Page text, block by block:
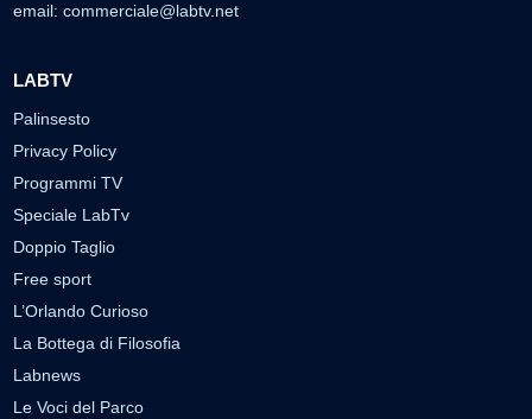
email: commerciale@labtv.net
LABTV
Palinsesto
Privacy Policy
Programmi TV
Speciale LabTv
Doppio Taglio
Free sport
L’Orlando Curioso
La Bottega di Filosofia
Labnews
Le Voci del Parco